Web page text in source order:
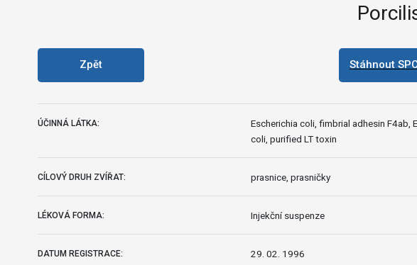
Zpět Stáhnout
ÚČINNÁ LÁTKA:
Escherichia coli, fimbrial adhesin F4ab,
coli, purified LT toxin
CÍLOVÝ DRUH ZVÍŘAT: prasnice, prasničky
LÉKOVÁ FORMA: Injekční suspenze
DATUM REGISTRACE: 29. 02. 1996